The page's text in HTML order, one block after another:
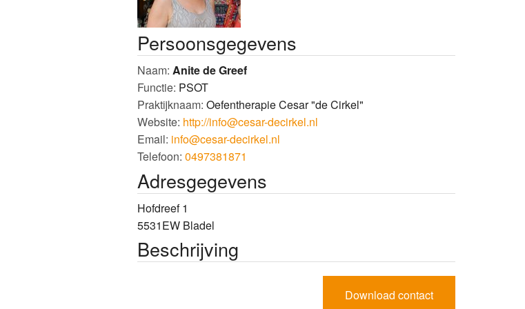
Vind een therapeut
Cliëntervaringen Links
Persoonsgegevens
Naam: Anitede Greef
Functie: PSOT
Praktijknaam: Oefentherapie Cesar "de Cirkel"
Website: http://info@cesar-decirkel.nl
Email: info@cesar-decirkel.nl
Telefoon: 0497381871
Adresgegevens
Hofdreef 1
5531EW Bladel
Beschrijving
Download contact